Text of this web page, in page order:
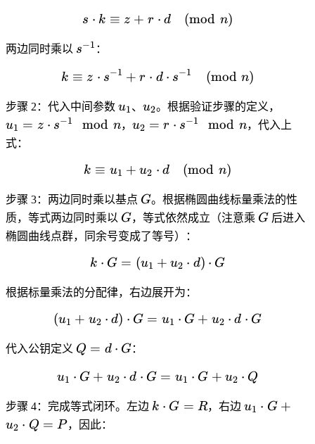
\cdot
(z + r
\mod
s \cdot k \equiv z + r
s ⋅ k ≡ z + r ⋅ d (mod n)
两边同时乘以 s^{-1}
s−1 ：
k \equiv z \cdot s^{-1} +
k ≡ z ⋅ s−1 + r ⋅ d ⋅ s−1 (mod n)
步骤 2 ：代入中间参数 u_1
u1、 u_2
u2。根据验证步骤的定义，
z
u1 = z ⋅ s−1 mod n， u_2 =
s^{-1}
n
u2 = r ⋅ s−1 mod n，代入上
式：
k \equiv u_1 + u_2 \cdot
k ≡ u1 + u2 ⋅ d (mod n)
步骤 3：两边同时乘以基点 G
G。根据椭圆曲线标量乘法的性
质，等式两边同时乘以 G
G，等式依然成立（注意乘 G
G 后进入
椭圆曲线点群，同余号变成了等号）：
k \cdot G = (u_1 + u_2
k ⋅ G = (u1 + u2 ⋅ d) ⋅ G
根据标量乘法的分配律，右边展开为：
(u_1 + u_2 \cdot d)
(u1 + u2 ⋅ d) ⋅ G = u1 ⋅ G + u2 ⋅ d ⋅ G
代入公钥定义 Q =
\cdot
Q = d ⋅ G ：
u_1 \cdot G + u_2 \cdot
u1 ⋅ G + u2 ⋅ d ⋅ G = u1 ⋅ G + u2 ⋅ Q
步骤 4：完成等式闭环。左边 k
k ⋅ G = R，右边u_1
u1 ⋅ G +
u2 ⋅ Q = P ，因此：